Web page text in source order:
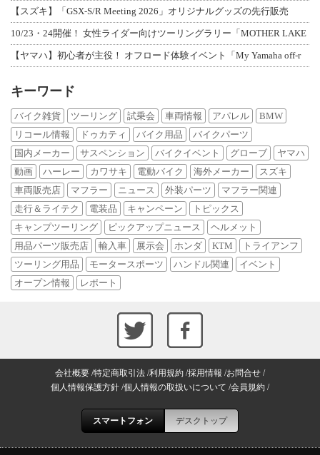
【スズキ】「GSX-S/R Meeting 2026」オリジナルグッズの先行販売
10/23・24開催！ 女性ライダー向けツーリングラリー「MOTHER LAKE
【ヤマハ】初心者が主役！ オフロード体験イベント「My Yamaha off-r
キーワード
バイク雑貨 ツーリング 試乗会 車両情報 アパレル
BMW
リコール情報
ドゥカティ バイク用品
バイクパーツ
国内メーカー
サスペンション バイクイベント グローブ
ヤマハ
動画
ハーレー カワサキ 電動バイク 海外メーカー
スズキ
車両販売店
マフラー ニュース 外装パーツ
マフラー関連
走行＆ライテク
電装品 キャンペーン
トピックス
キャンプツーリング
ピックアップニュース
ヘルメット
用品パーツ販売店
輸入車 展示会 ホンダ KTM
トライアンフ
ツーリング用品
モータースポーツ ハンドル関連
イベント
オープン情報
レポート
会社概要 特定商取引法 利用規約 採用情報 お問合せ
個人情報保護方針 個人情報の取扱いについて 会員規約
スマートフォン デスクトップ